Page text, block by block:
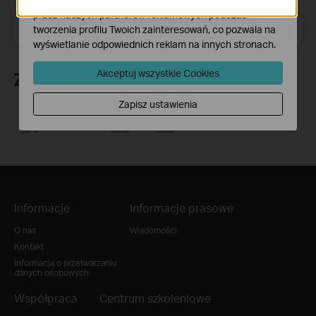
Adres e-mail Zapisz się
Znajdź nas
Informacje
O nas
Kontakt
Informacja o przetwarzaniu
danych osobowych
Informacje prasowe
Wiadomości
Współpraca Centrum szkoleniowe
przez naszych partnerów reklamowych podczas
tworzenia profilu Twoich zainteresowań, co pozwala na
wyświetlanie odpowiednich reklam na innych stronach.
Akceptuj wszystkie Cookies
Zapisz ustawienia